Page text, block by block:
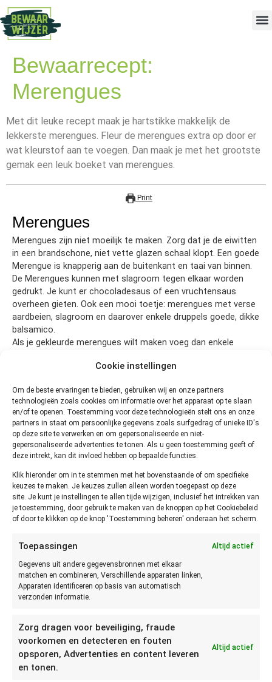
Cookie instellingen
Om de beste ervaringen te bieden, gebruiken wij en onze partners
technologieën zoals cookies om informatie over het apparaat op te slaan
en/of te openen. Toestemming voor deze technologieën stelt ons en onze
partners in staat om persoonlijke gegevens zoals surfgedrag of unieke ID's
op deze site te verwerken en om gepersonaliseerde en niet-
gepersonaliseerde advertenties te tonen. Als u geen toestemming geeft of
deze intrekt, kan dit invloed hebben op bepaalde functies.
Klik hieronder om in te stemmen met het bovenstaande of om specifieke
keuzes te maken. Je keuzes zullen alleen worden toegepast op deze
site. Je kunt je instellingen te allen tijde wijzigen, inclusief het intrekken van
je toestemming, door gebruik te maken van de knoppen op het Cookiebeleid
of door te klikken op de knop 'Toestemming beheren' onderaan het scherm.
Toepassingen Altijd actief
Gegevens uit andere gegevensbronnen met elkaar
matchen en combineren, Verschillende apparaten linken,
Apparaten identificeren op basis van automatisch
verzonden informatie.
Zorg dragen voor beveiliging, fraude
voorkomen en detecteren en fouten
opsporen, Advertenties en content leveren
en tonen.
Altijd actief
Bewaarrecept:
Merengues
Met dit leuke recept maak je hartstikke makkelijk de
lekkerste merengues. Fleur de merengues extra op door er
wat kleurstof aan te voegen. Dan maak je met het grootste
gemak een leuk boeket van merengues.
Print
Merengues
Merengues zijn niet moeilijk te maken. Zorg dat je de eiwitten
in een brandschone, niet vette glazen schaal klopt. Een goede
Merengue is knapperig aan de buitenkant en taai van binnen.
De Merengues kunnen met slagroom tegen elkaar worden
gedrukt. Je kunt er chocoladesaus of een vruchtensaus
overheen gieten. Ook een mooi toetje: merengues met verse
aardbeien, slagroom en daarover enkele druppels goede, dikke
balsamico.
Als je gekleurde merengues wilt maken voeg dan enkele
www.bewaarwijzer.nl
Personen 30 stuks
Ingrediënten
225 gram gezeefd poedersuiker
4 stuks eiwitten (groot)
3 druppels vanille extract
Bereiden
Klop de eiwitten tot het schuim in stijve pieken blijft
staan en schep dan lepel voor lepel het poedersuiker
erdoor. Klop steeds even tussen elke schep tot het
poedersuiker goed is opgenomen.
Schep het mengsel in een spuitzak en maak toefjes op
de bakplaten. Laat tussen de toefjes ongeveer 4 cm
Bak de merengues ongeveer anderhalf uur of iets langer